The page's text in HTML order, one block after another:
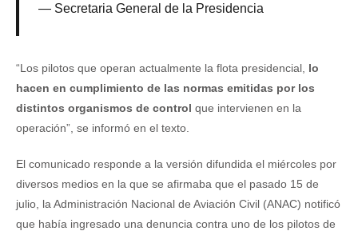
Secretaria General de la Presidencia
“Los pilotos que operan actualmente la flota presidencial, lo
hacen en cumplimiento de las normas emitidas por los
distintos organismos de control que intervienen en la
operación”, se informó en el texto.
El comunicado responde a la versión difundida el miércoles por
diversos medios en la que se afirmaba que el pasado 15 de
julio, la Administración Nacional de Aviación Civil (ANAC) notificó
que había ingresado una denuncia contra uno de los pilotos de